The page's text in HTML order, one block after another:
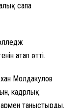
сапа
атап өтті.
Молдакулов
кадрлық
таныстырды.